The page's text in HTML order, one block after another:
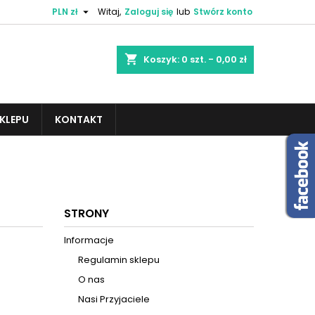
Witaj, Zaloguj się lub Stwórz konto
PLN zł 
shopping_cart Koszyk: 0 szt. - 0,00 zł
KONTAKT
STRONY
Informacje
Regulamin sklepu
O nas
Nasi Przyjaciele